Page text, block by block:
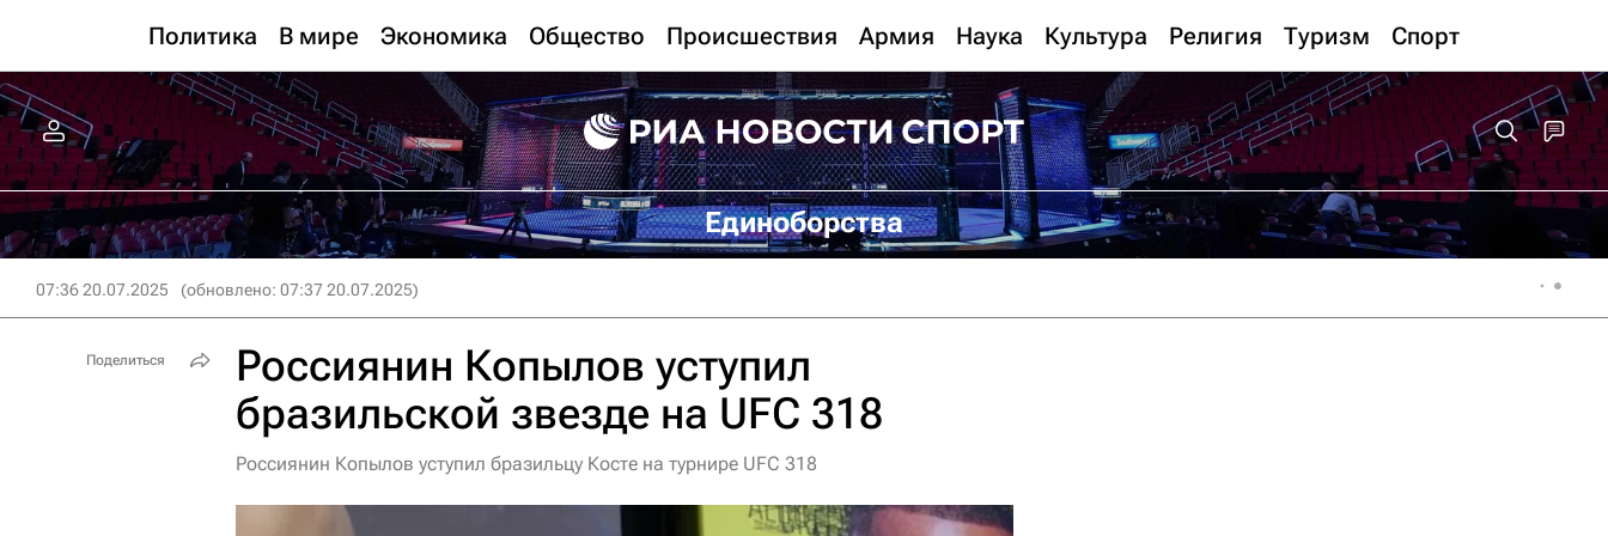
Политика В мире Экономика Общество Происшествия Армия Наука Культура Религия Туризм Спорт
Единоборства
07:36 20.07.2025 (обновлено: 07:37 20.07.2025)
Россиянин Копылов уступил
бразильской звезде на UFC 318
Россиянин Копылов уступил бразильцу Косте на турнире UFC 318
Поделиться